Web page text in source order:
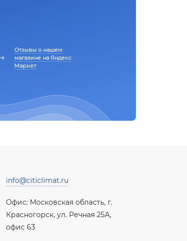
Отзывы о нашем
магазине на Яндекс
Маркет
info@citiclimat.ru
Офис: Московская область, г.
Красногорск, ул. Речная 25А,
офис 63